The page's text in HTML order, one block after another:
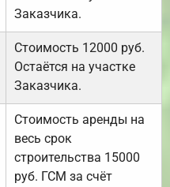
Заказчика.
Стоимость 12000 руб.
Остаётся на участке
Заказчика.
Стоимость аренды на
весь срок
строительства 15000
руб. ГСМ за счёт